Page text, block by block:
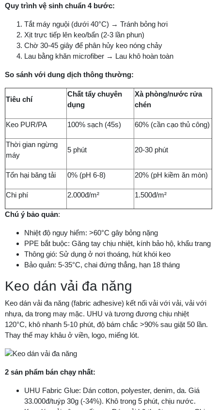
Quy trình vệ sinh chuẩn 4 bước:
Tắt máy nguội (dưới 40°C) → Tránh bỏng hơi
Xịt trực tiếp lên keo/bẩn (2-3 lần phun)
Chờ 30-45 giây để phân hủy keo nóng chảy
Lau bằng khăn microfiber → Lau khô hoàn toàn
So sánh với dung dịch thông thường:
Tiêu chí
Chất tẩy chuyên
dụng
Xà phòng/nước rửa
chén
Keo PUR/PA 100% sạch (45s) 60% (cần cạo thủ công)
Thời gian ngừng
máy
5 phút 20-30 phút
Tổn hại băng tải 0% (pH 6-8) 20% (pH kiềm ăn mòn)
Chi phí 2.000đ/m² 1.500đ/m²
Chú ý bảo quản:
Nhiệt độ nguy hiểm: >60°C gây bỏng nặng
PPE bắt buộc: Găng tay chịu nhiệt, kính bảo hộ, khẩu trang
Thông gió: Sử dụng ở nơi thoáng, hút khói keo
Bảo quản: 5-35°C, chai đứng thẳng, hạn 18 tháng
Keo dán vải đa năng
Keo dán vải đa năng (fabric adhesive) kết nối vải với vải, vải với
nhựa, da trong may mặc. UHU và tương đương chịu nhiệt
120°C, khô nhanh 5-10 phút, độ bám chắc >90% sau giặt 50 lần.
Thay thế may khâu ở viền, logo, miếng lót.
2 sản phẩm bán chạy nhất:
UHU Fabric Glue: Dán cotton, polyester, denim, da. Giá
33.000đ/tuýp 30g (-34%). Khô trong 5 phút, chịu nước.